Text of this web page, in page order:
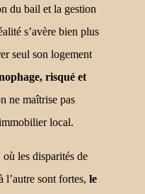
du bail et la gestion
s’avère bien plus
seul son logement
risqué et
ne maîtrise pas
local.
les disparités de
l’autre sont fortes, le